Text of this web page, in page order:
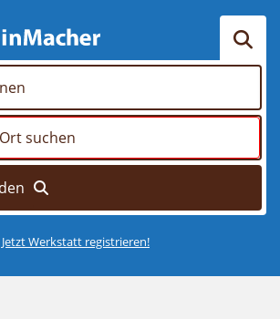
Jetzt Werkstatt registrieren!